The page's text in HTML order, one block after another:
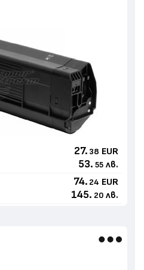
27. 38 EUR
53. 55 лв.
74. 24 EUR
145. 20 лв.